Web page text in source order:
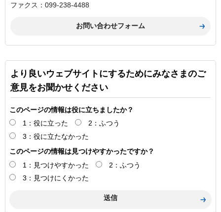
ファクス：099-238-4488
より良いウェブサイトにするためにみなさまのご
意見をお聞かせください
このページの情報は役に立ちましたか？
1：役に立った
2：ふつう
3：役に立たなかった
このページの情報は見つけやすかったですか？
1：見つけやすかった
2：ふつう
3：見つけにくかった